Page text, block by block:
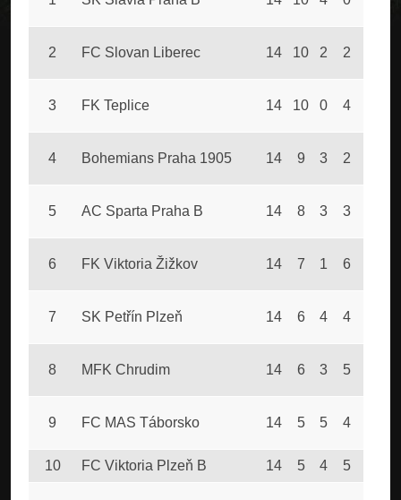
2 FC Slovan Liberec 14 10 2 2
3 FK Teplice 14 10 0 4
4 Bohemians Praha 1905 14 9 3 2
5 AC Sparta Praha B 14 8 3 3
6 FK Viktoria Žižkov 14 7 1 6
7 SK Petřín Plzeň 14 6 4 4
8 MFK Chrudim 14 6 3 5
9 FC MAS Táborsko 14 5 5 4
10 FC Viktoria Plzeň B 14 5 4 5